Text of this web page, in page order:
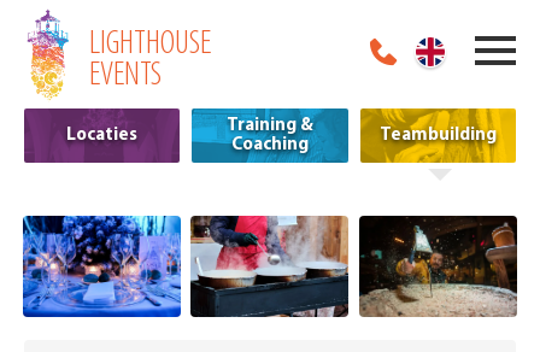
LIGHTHOUSE
EVENTS
Locaties
Training &
Coaching
Teambuilding